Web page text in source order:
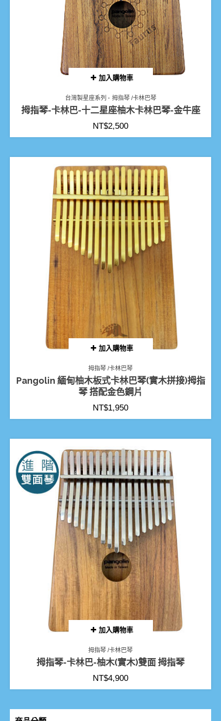
加入購物車
台灣製星座系列 拇指琴 /卡林巴琴
拇指琴-卡林巴-十二星座柚木卡林巴琴-金牛座
NT$2,500
加入購物車
拇指琴 /卡林巴琴
Pangolin 緬甸柚木板式卡林巴琴(實木拼接)拇指
琴 搭配金色鋼片
NT$1,950
加入購物車
拇指琴 /卡林巴琴
拇指琴-卡林巴-柚木(實木)雙面 拇指琴
NT$4,900